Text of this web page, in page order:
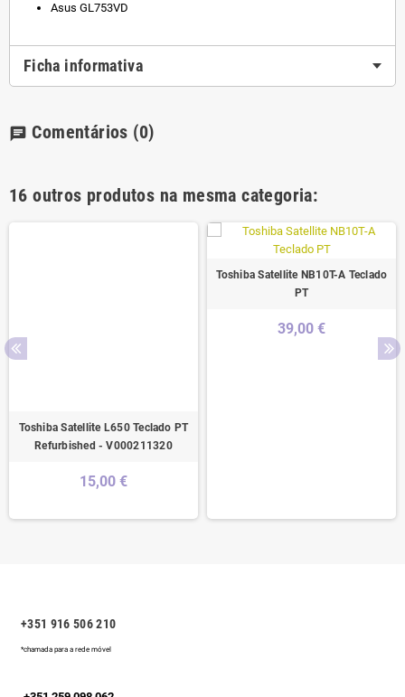
Asus GL753VD
Ficha informativa
chat Comentários (0)
16 outros produtos na mesma categoria:
Toshiba Satellite L650 Teclado PT
Refurbished - V000211320
15,00 €
Toshiba Satellite NB10T-A Teclado
PT
39,00 €
+351 916 506 210
*chamada para a rede móvel